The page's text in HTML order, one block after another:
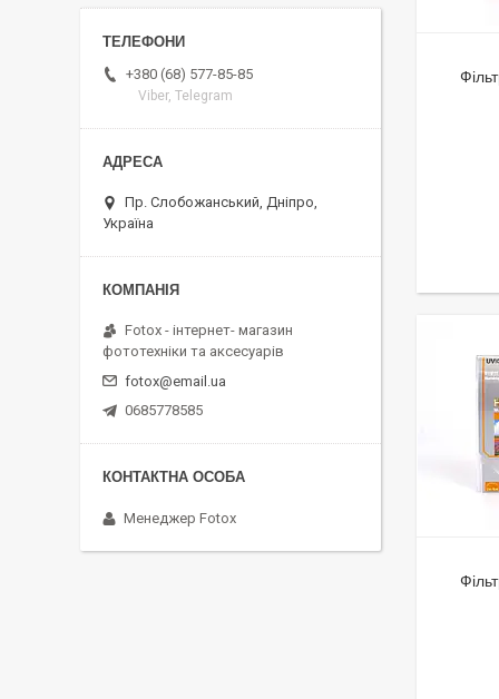
+380 (68) 577-85-85
Viber, Telegram
Пр. Слобожанський, Дніпро,
Україна
Fotox - інтернет- магазин
фототехніки та аксесуарів
fotox@email.ua
0685778585
Менеджер Fotox